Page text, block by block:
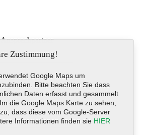
Deutschland
Zustimmung!
Google Maps um
Bitte beachten Sie dass
Daten erfasst und gesammelt
die Google Maps Karte zu sehen,
dass diese vom Google-Server
Informationen finden sie HIER